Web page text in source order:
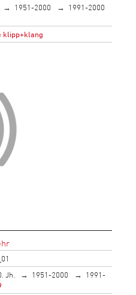
1951-2000
1991-2000
klipp+klang
Jh. 1951-2000
1991-